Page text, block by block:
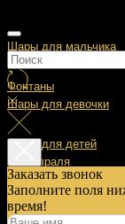
Шары для мальчика
Фонтаны
Шары для девочки
Шары для детей
14 Февраля
23 Февраля
Заказать звонок
Заполните поля
время!